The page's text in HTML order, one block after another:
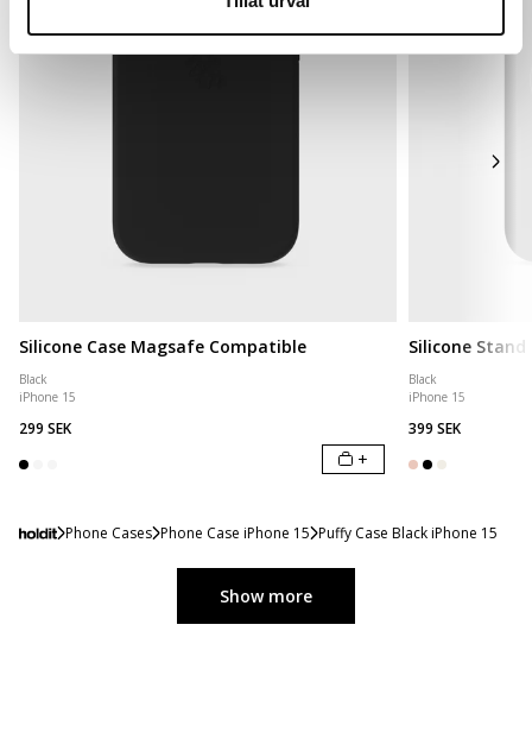
Silicone Case Magsafe Compatible
Black
iPhone 15
299 SEK
+
Silicone Stand
Black
iPhone 15
399 SEK
Phone Cases Phone Case iPhone 15 Puffy Case Black iPhone 15
Show more